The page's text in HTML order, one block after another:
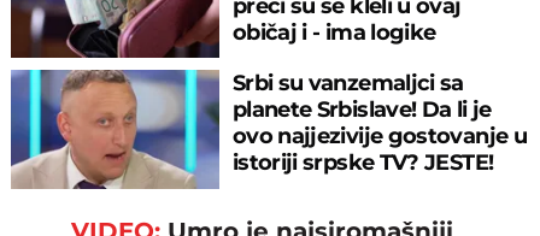
preci su se kleli u ovaj
običaj i - ima logike
Srbi su vanzemaljci sa
planete Srbislave! Da li je
ovo najjezivije gostovanje u
istoriji srpske TV? JESTE!